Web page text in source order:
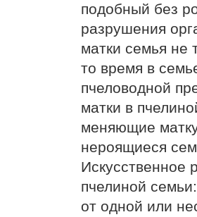
подобный без
разрушения
матки семья не
то время в
пчеловодной
матки в
меняющие
нероящиеся
Искусственное
пчелиной
от одной или